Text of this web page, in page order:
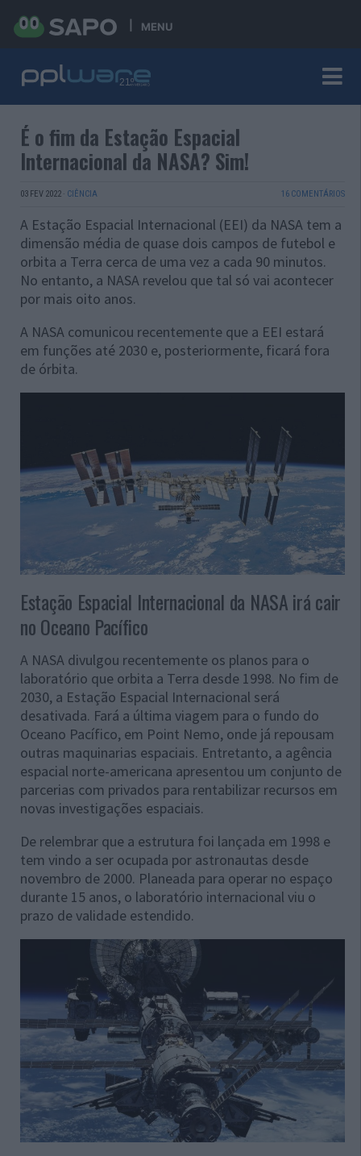
MENU
É o fim da Estação Espacial
Internacional da NASA? Sim!
03 FEV 2022 · CIÊNCIA 16 COMENTÁRIOS
A Estação Espacial Internacional (EEI) da NASA tem a
dimensão média de quase dois campos de futebol e
orbita a Terra cerca de uma vez a cada 90 minutos.
No entanto, a NASA revelou que tal só vai acontecer
por mais oito anos.
A NASA comunicou recentemente que a EEI estará
em funções até 2030 e, posteriormente, ficará fora
de órbita.
Estação Espacial Internacional da NASA irá cair
no Oceano Pacífico
A NASA divulgou recentemente os planos para o
laboratório que orbita a Terra desde 1998. No fim de
2030, a Estação Espacial Internacional será
desativada. Fará a última viagem para o fundo do
Oceano Pacífico, em Point Nemo, onde já repousam
outras maquinarias espaciais. Entretanto, a agência
espacial norte-americana apresentou um conjunto de
parcerias com privados para rentabilizar recursos em
novas investigações espaciais.
De relembrar que a estrutura foi lançada em 1998 e
tem vindo a ser ocupada por astronautas desde
novembro de 2000. Planeada para operar no espaço
durante 15 anos, o laboratório internacional viu o
prazo de validade estendido.